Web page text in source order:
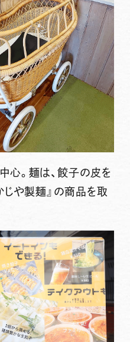
心。麺は、餃子の皮を
じや製麺』の商品を取